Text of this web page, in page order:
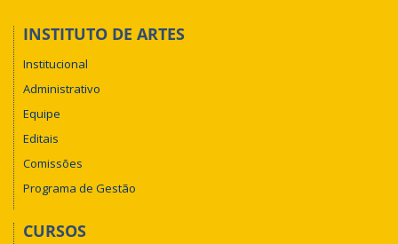
INSTITUTO DE ARTES
Institucional
Administrativo
Equipe
Editais
Comissões
Programa de Gestão
CURSOS